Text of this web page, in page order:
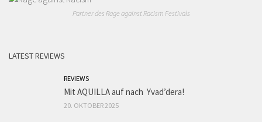
Partner des Rage against Racism Festivals
LATEST REVIEWS
REVIEWS
Mit AQUILLA auf nach Yvad’dera!
20. OKTOBER 2025